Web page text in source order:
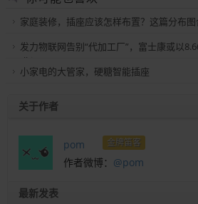
家庭装修，插座应该怎样布置？这篇分布图
发力物联网告别“代加工厂”，富士康或以
Belkin
小家电的大管家，硬糖智能插座
关于作者
pom 金牌笛客
作者微博： @pom
最新发表